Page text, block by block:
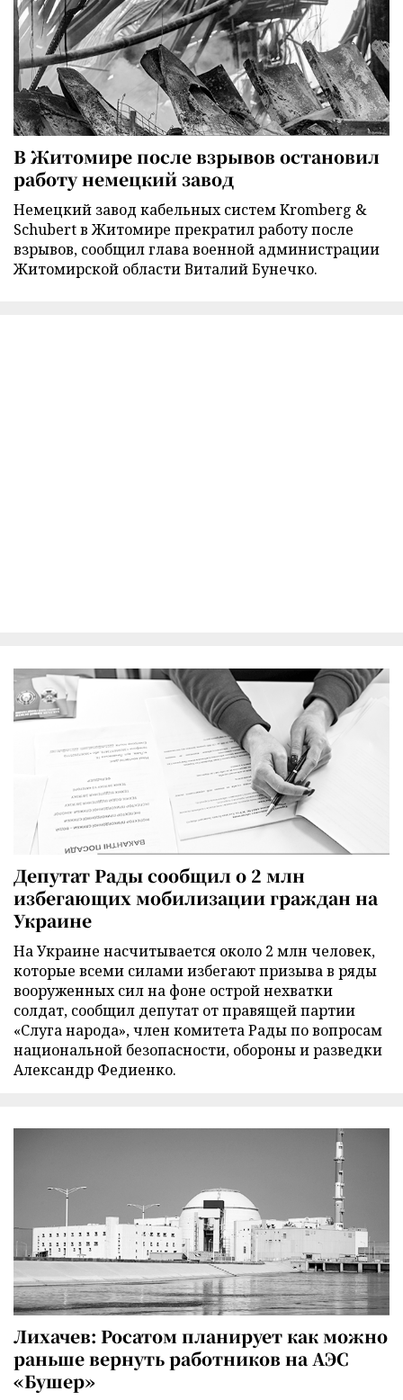
В Житомире после взрывов остановил
работу немецкий завод
Немецкий завод кабельных систем Kromberg &
Schubert в Житомире прекратил работу после
взрывов, сообщил глава военной администрации
Житомирской области Виталий Бунечко.
Депутат Рады сообщил о 2 млн
избегающих мобилизации граждан на
Украине
На Украине насчитывается около 2 млн человек,
которые всеми силами избегают призыва в ряды
вооруженных сил на фоне острой нехватки
солдат, сообщил депутат от правящей партии
«Слуга народа», член комитета Рады по вопросам
национальной безопасности, обороны и разведки
Александр Федиенко.
Лихачев: Росатом планирует как можно
раньше вернуть работников на АЭС
«Бушер»